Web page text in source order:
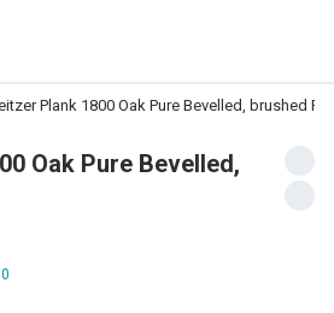
Plank 1800 Oak Pure Bevelled, brushed PV
Oak Pure Bevelled,